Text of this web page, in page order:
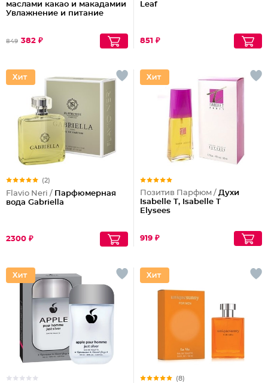
маслами какао и макадамии
Увлажнение и питание
849 382 ₽
Leaf
851 ₽
(2)
Flavio Neri / Парфюмерная
вода Gabriella
2300 ₽
Позитив Парфюм / Духи
Isabelle T, Isabelle T
Elysees
919 ₽
(8)